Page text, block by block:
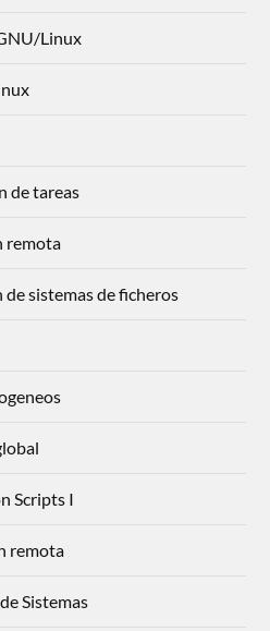
Linux
de tareas
remota
sistemas de ficheros
Scripts I
remota
Sistemas